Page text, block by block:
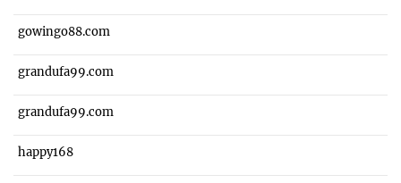
gowingo88.com
grandufa99.com
grandufa99.com
happy168